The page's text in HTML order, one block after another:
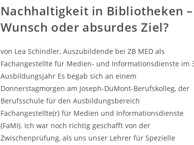
Nachhaltigkeit in Bibliotheken –
Wunsch oder absurdes Ziel?
von Lea Schindler, Auszubildende bei ZB MED als
Fachangestellte für Medien- und Informationsdienste im
Ausbildungsjahr Es begab sich an einem
Donnerstagmorgen am Joseph-DuMont-Berufskolleg, der
Berufsschule für den Ausbildungsbereich
Fachangestellte(r) für Medien und Informationsdienste
(FaMI). Ich war noch richtig geschafft von der
Zwischenprüfung, als uns unser Lehrer für Spezielle